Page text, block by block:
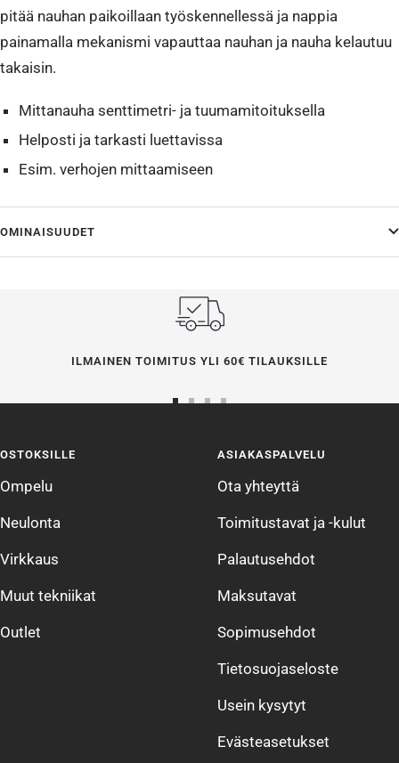
pitää nauhan paikoillaan työskennellessä ja nappia
painamalla mekanismi vapauttaa nauhan ja nauha kelautuu
takaisin.
Mittanauha senttimetri- ja tuumamitoituksella
Helposti ja tarkasti luettavissa
Esim. verhojen mittaamiseen
OMINAISUUDET
ILMAINEN TOIMITUS YLI 60€ TILAUKSILLE
4
OSTOKSILLE
Ompelu
Neulonta
Virkkaus
Muut tekniikat
Outlet
ASIAKASPALVELU
Ota yhteyttä
Toimitustavat ja -kulut
Palautusehdot
Maksutavat
Sopimusehdot
Tietosuojaseloste
Usein kysytyt
Evästeasetukset